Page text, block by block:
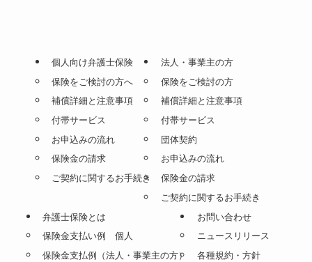
個人向け弁護士保険
保険をご検討の方へ
補償詳細と注意事項
付帯サービス
お申込みの流れ
保険金の請求
ご契約に関するお手続き
法人・事業主の方
保険をご検討の方
補償詳細と注意事項
付帯サービス
団体契約
お申込みの流れ
保険金の請求
ご契約に関するお手続き
弁護士保険とは
保険金支払い例 個人
保険金支払例（法人・事業主の方）
お問い合わせ
ニュースリリース
各種規約・方針